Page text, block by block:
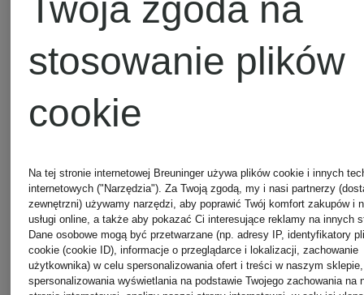
Z
certyfikatem
+ rabat
promocyjny
Twoja zgoda na
stosowanie plików
cookie
Na tej stronie internetowej Breuninger używa plików cookie i innych
internetowych ("Narzędzia"). Za Twoją zgodą, my i nasi partnerzy
zewnętrzni) używamy narzędzi, aby poprawić Twój komfort zakupów i
usługi online, a także aby pokazać Ci interesujące reklamy na innych
Dane osobowe mogą być przetwarzane (np. adresy IP, identyfikatory
cookie (cookie ID), informacje o przeglądarce i lokalizacji, zachowanie
użytkownika) w celu spersonalizowania ofert i treści w naszym sklepie,
spersonalizowania wyświetlania na podstawie Twojego zachowania na